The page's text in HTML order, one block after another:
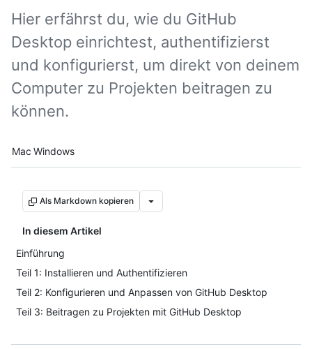
Hier erfährst du, wie du GitHub
Desktop einrichtest, authentifizierst
und konfigurierst, um direkt von deinem
Computer zu Projekten beitragen zu
können.
Platform navigation
Mac Windows
Als Markdown kopieren
In diesem Artikel
Einführung
Teil 1: Installieren und Authentifizieren
Teil 2: Konfigurieren und Anpassen von GitHub Desktop
Teil 3: Beitragen zu Projekten mit GitHub Desktop